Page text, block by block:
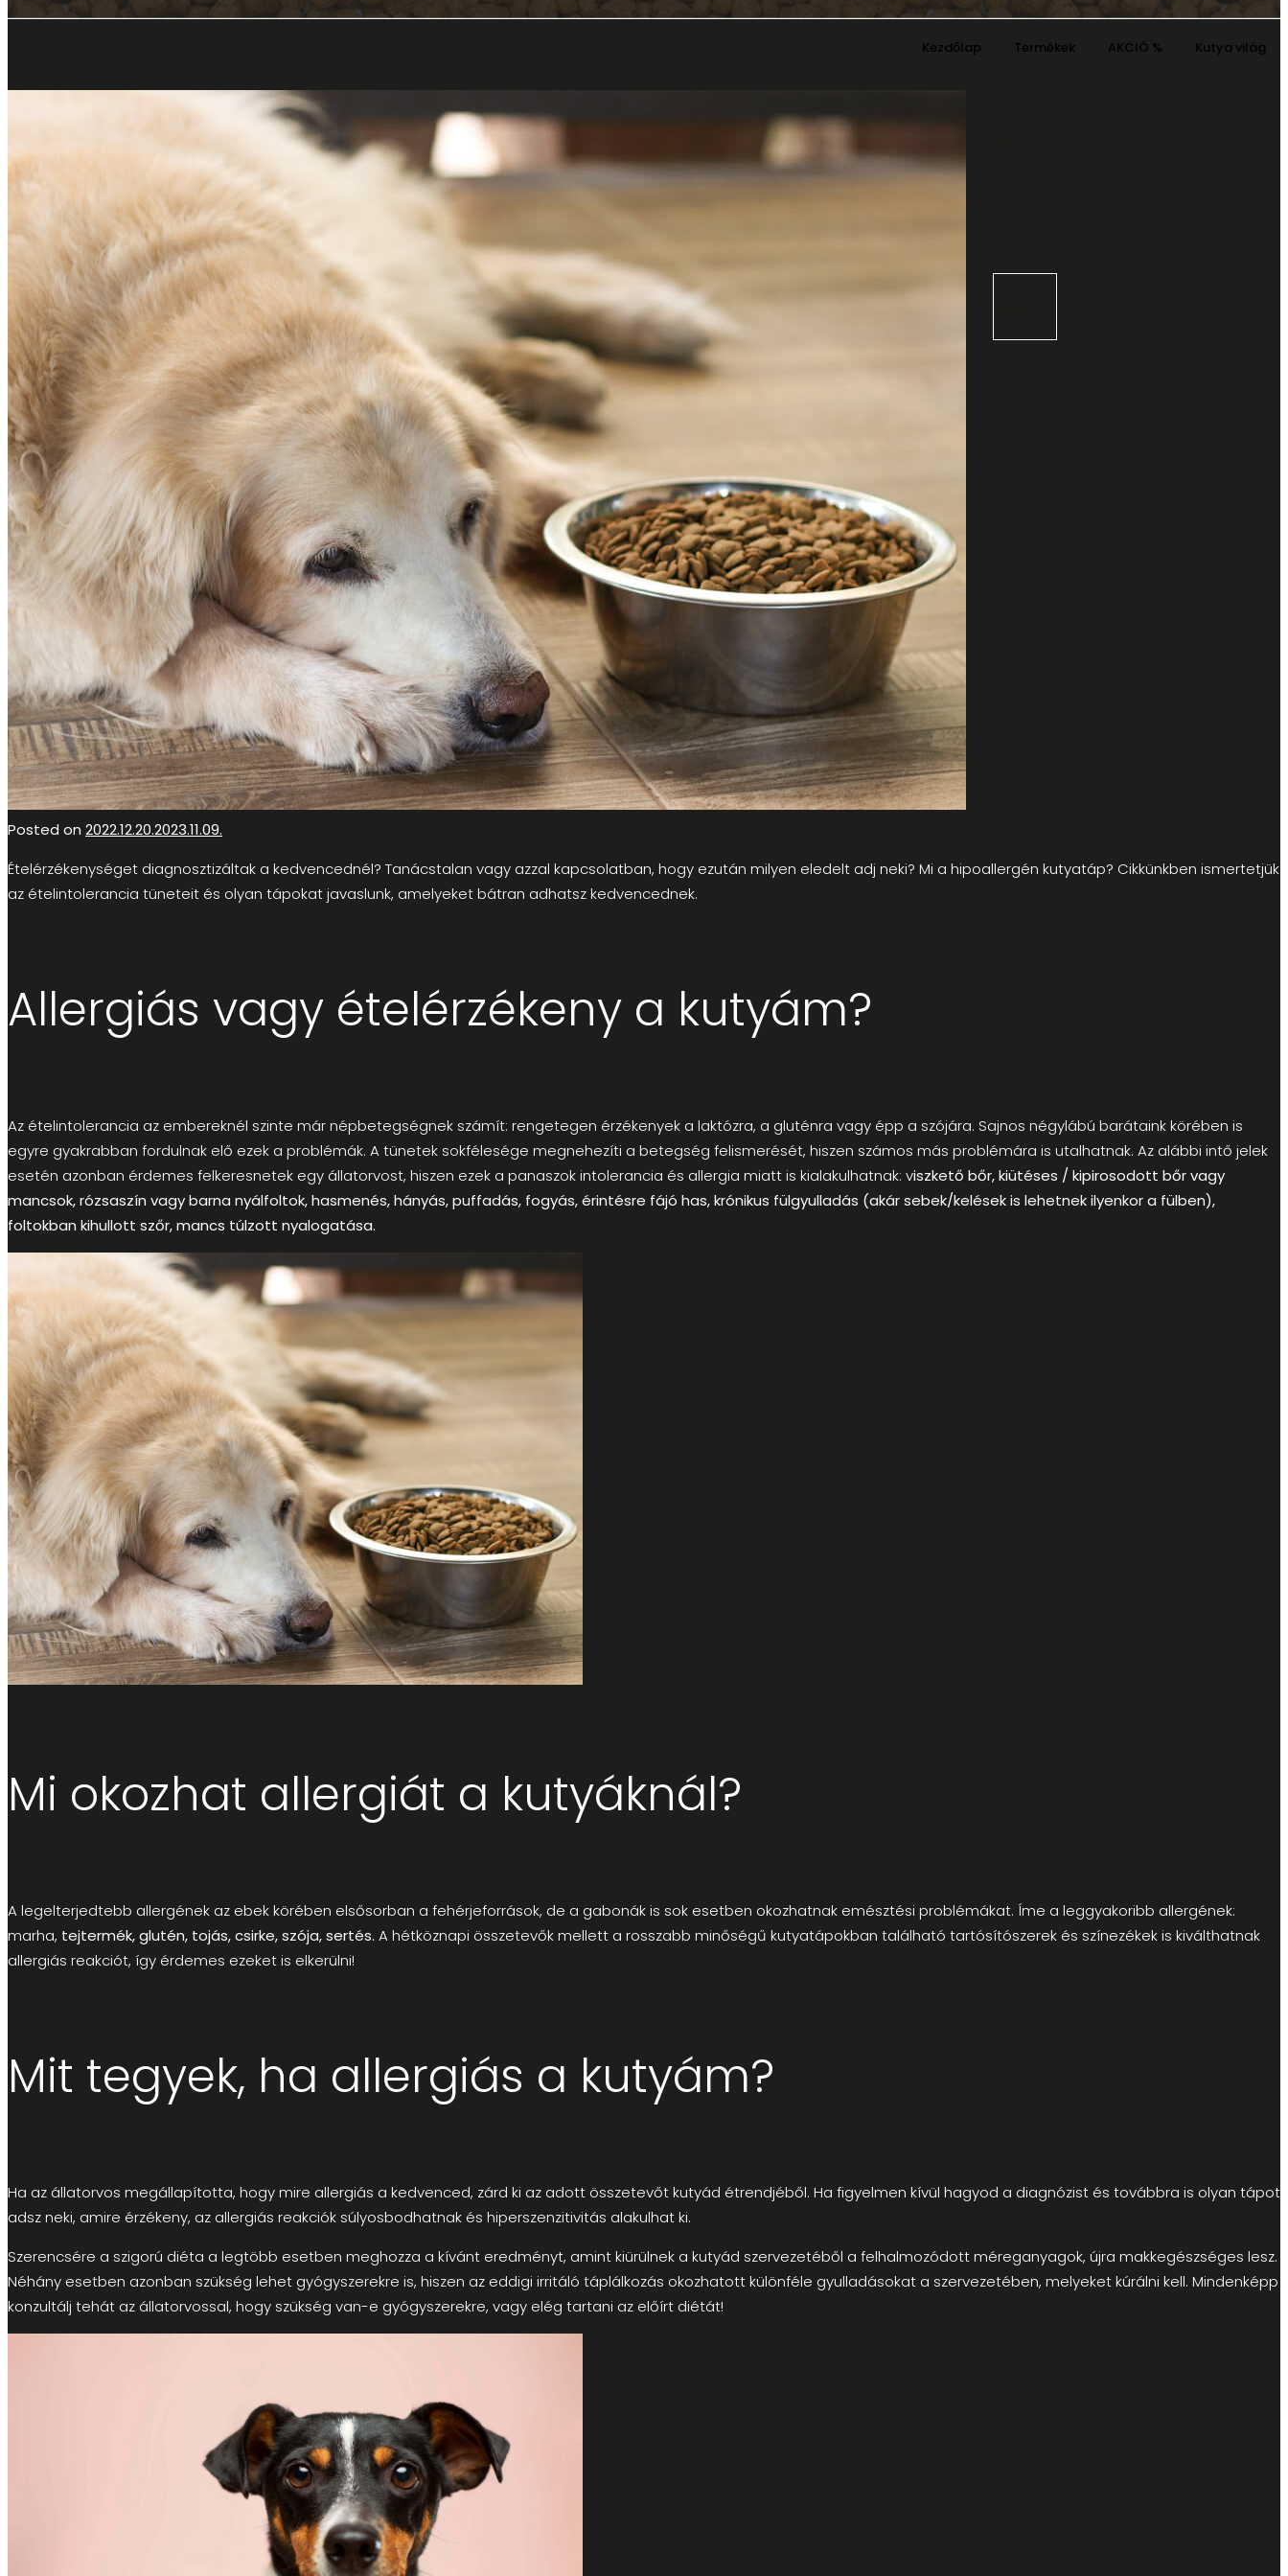
Kezdőlap Termékek AKCIÓ % Kutya világ
Posted on 2022.12.20.2023.11.09.
Ételérzékenységet diagnosztizáltak a kedvencednél? Tanácstalan vagy azzal kapcsolatban, hogy ezután milyen eledelt adj neki? Mi a hipoallergén kutyatáp? Cikkünkben ismertetjük
az ételintolerancia tüneteit és olyan tápokat javaslunk, amelyeket bátran adhatsz kedvencednek.
Allergiás vagy ételérzékeny a kutyám?
Az ételintolerancia az embereknél szinte már népbetegségnek számít: rengetegen érzékenyek a laktózra, a gluténra vagy épp a szójára. Sajnos négylábú barátaink körében is
egyre gyakrabban fordulnak elő ezek a problémák. A tünetek sokfélesége megnehezíti a betegség felismerését, hiszen számos más problémára is utalhatnak. Az alábbi intő jelek
esetén azonban érdemes felkeresnetek egy állatorvost, hiszen ezek a panaszok intolerancia és allergia miatt is kialakulhatnak: viszkető bőr, kiütéses / kipirosodott bőr vagy
mancsok, rózsaszín vagy barna nyálfoltok, hasmenés, hányás, puffadás, fogyás, érintésre fájó has, krónikus fülgyulladás (akár sebek/kelések is lehetnek ilyenkor a fülben),
foltokban kihullott szőr, mancs túlzott nyalogatása.
Mi okozhat allergiát a kutyáknál?
A legelterjedtebb allergének az ebek körében elsősorban a fehérjeforrások, de a gabonák is sok esetben okozhatnak emésztési problémákat. Íme a leggyakoribb allergének:
marha, tejtermék, glutén, tojás, csirke, szója, sertés. A hétköznapi összetevők mellett a rosszabb minőségű kutyatápokban található tartósítószerek és színezékek is kiválthatnak
allergiás reakciót, így érdemes ezeket is elkerülni!
Mit tegyek, ha allergiás a kutyám?
Ha az állatorvos megállapította, hogy mire allergiás a kedvenced, zárd ki az adott összetevőt kutyád étrendjéből. Ha figyelmen kívül hagyod a diagnózist és továbbra is olyan tápot
adsz neki, amire érzékeny, az allergiás reakciók súlyosbodhatnak és hiperszenzitivitás alakulhat ki.
Szerencsére a szigorú diéta a legtöbb esetben meghozza a kívánt eredményt, amint kiürülnek a kutyád szervezetéből a felhalmozódott méreganyagok, újra makkegészséges lesz.
Néhány esetben azonban szükség lehet gyógyszerekre is, hiszen az eddigi irritáló táplálkozás okozhatott különféle gyulladásokat a szervezetében, melyeket kúrálni kell. Mindenképp
konzultálj tehát az állatorvossal, hogy szükség van-e gyógyszerekre, vagy elég tartani az előírt diétát!